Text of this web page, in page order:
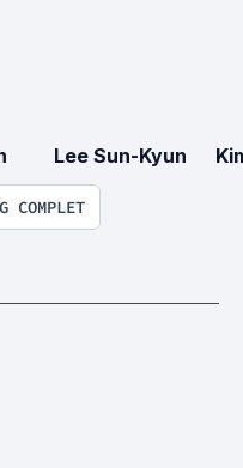
Lee Sun-Kyun
COMPLET